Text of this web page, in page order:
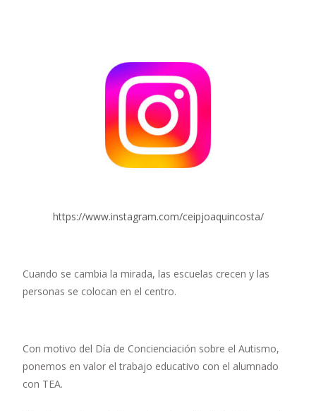
https://www.instagram.com/ceipjoaquincosta/
Cuando se cambia la mirada, las escuelas crecen y las
personas se colocan en el centro.
Con motivo del Día de Concienciación sobre el Autismo,
ponemos en valor el trabajo educativo con el alumnado
con TEA.